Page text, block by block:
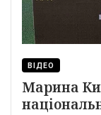
ВІДЕО
Марина